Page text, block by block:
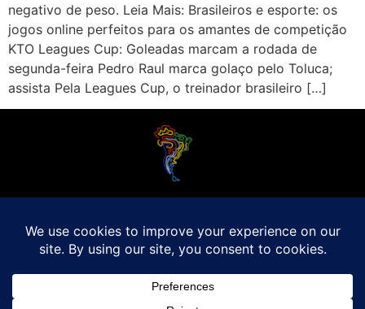
negativo de peso. Leia Mais: Brasileiros e esporte: os
jogos online perfeitos para os amantes de competição
KTO Leagues Cup: Goleadas marcam a rodada de
segunda-feira Pedro Raul marca golaço pelo Toluca;
assista Pela Leagues Cup, o treinador brasileiro […]
quer mesmo é saber de tudo, desde a final do Brasileirão até a 5a rodada do
Peruano, com a mesma seriedade e com a mesma paixão.Leia Mais
Entre em contato conosco:comercial@futebolatino.com.br